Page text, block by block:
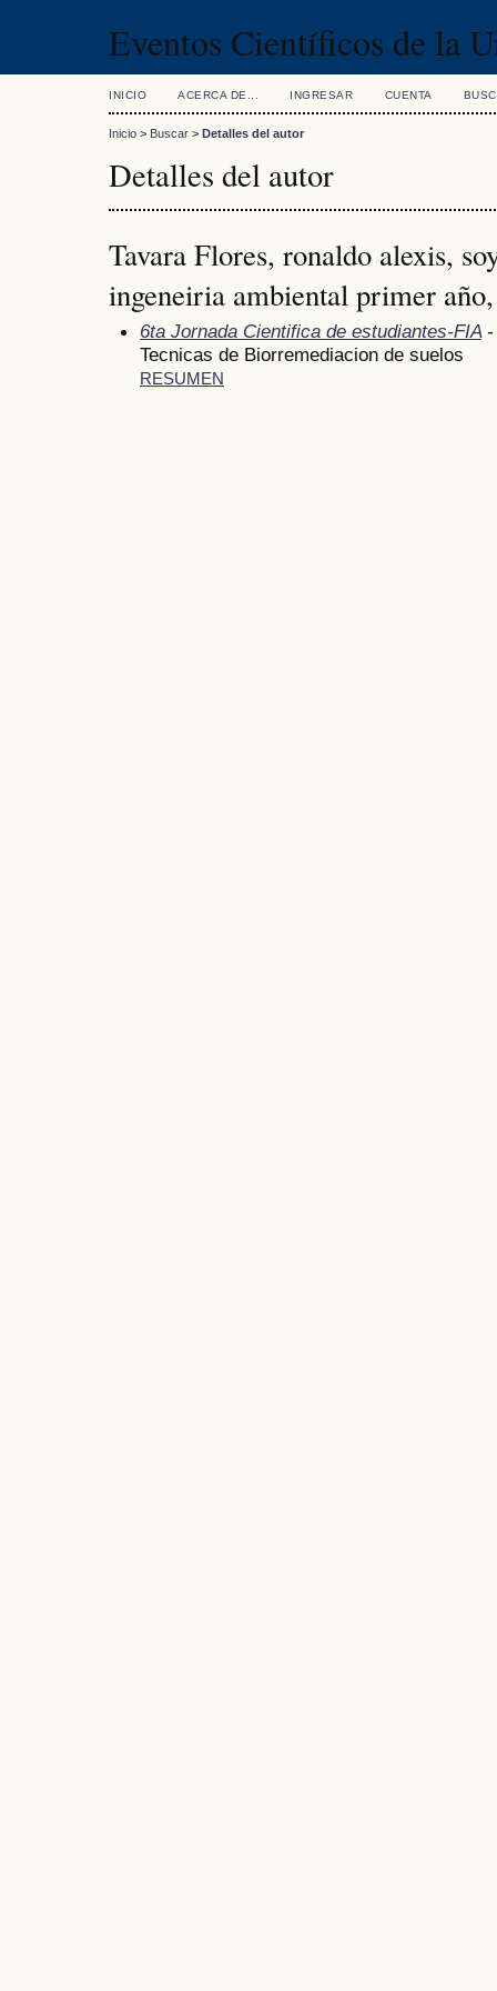
Eventos Científicos de la
INICIO ACERCA DE... INGRESAR CUENTA
Inicio > Buscar > Detalles del autor
Detalles del autor
Tavara Flores, ronaldo alexis,
ingeneiria ambiental primer
6ta Jornada Cientifica de estudiantes-FIA-
Tecnicas de Biorremediacion de suelos
RESUMEN